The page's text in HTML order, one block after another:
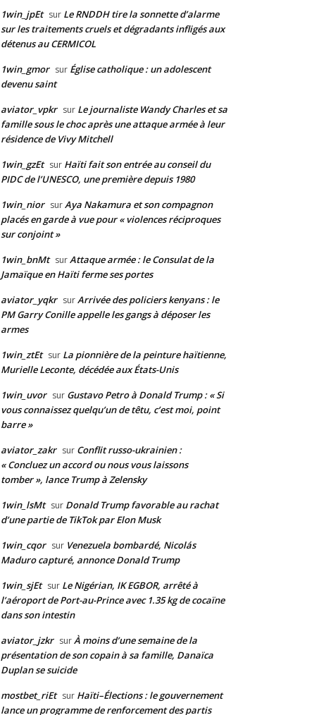
1win_jpEt sur Le RNDDH tire la sonnette d’alarme
sur les traitements cruels et dégradants infligés aux
détenus au CERMICOL
1win_gmor sur Église catholique : un adolescent
devenu saint
aviator_vpkr sur Le journaliste Wandy Charles et sa
famille sous le choc après une attaque armée à leur
résidence de Vivy Mitchell
1win_gzEt sur Haïti fait son entrée au conseil du
PIDC de l’UNESCO, une première depuis 1980
1win_nior surAya Nakamura et son compagnon
placés en garde à vue pour « violences réciproques
sur conjoint »
1win_bnMt surAttaque armée : le Consulat de la
Jamaïque en Haïti ferme ses portes
aviator_yqkr surArrivée des policiers kenyans : le
PM Garry Conille appelle les gangs à déposer les
armes
1win_ztEt sur La pionnière de la peinture haïtienne,
Murielle Leconte, décédée aux États-Unis
1win_uvor sur Gustavo Petro à Donald Trump : « Si
vous connaissez quelqu’un de têtu, c’est moi, point
barre »
aviator_zakr sur Conflit russo-ukrainien :
« Concluez un accord ou nous vous laissons
tomber », lance Trump à Zelensky
1win_lsMt sur Donald Trump favorable au rachat
d’une partie de TikTok par Elon Musk
1win_cqor sur Venezuela bombardé, Nicolás
Maduro capturé, annonce Donald Trump
1win_sjEt sur Le Nigérian, IK EGBOR, arrêté à
l’aéroport de Port-au-Prince avec 1.35 kg de cocaïne
dans son intestin
aviator_jzkr surÀ moins d’une semaine de la
présentation de son copain à sa famille, Danaïca
Duplan se suicide
mostbet_riEt sur Haïti–Élections : le gouvernement
lance un programme de renforcement des partis